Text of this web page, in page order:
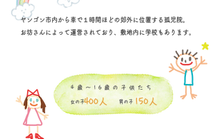
ヤンゴン市内から車で１時間ほどの郊外に位置する孤児院。
​お坊さんによって運営されており、敷地内に学校もあります。
女の子 男の子
​400人 150人
​4歳〜16歳の子供たち